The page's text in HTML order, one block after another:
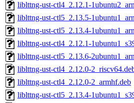
liblttng-ust-ctl4_2.12.1-
liblttng-ust-ctl5_2.13.5-
liblttng-ust-ctl5_2.13.4-
liblttng-ust-ctl4_2.12.1-
liblttng-ust-ctl5_2.13.6-
liblttng-ust-ctl4_2.12.0-
liblttng-ust-ctl4_2.12.0-2_armhf.deb
liblttng-ust-ctl5_2.13.4-